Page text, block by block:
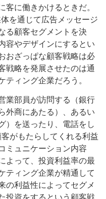
客に働きかけるときだ。
を通じて広告メッセージ
る顧客セグメントを決
容やデザインにするとい
おざっぱな顧客戦略は必
戦略を発展させたのは通
ティング企業だろう。
部員が訪問する（銀行
外商にあたる）、あるい
）を送ったり、電話をし
がもたらしてくれる利益
ミュニケーション内容
よって、投資利益率の最
ティング企業が精通して
の利益性によってセグメ
投資をするという顧客戦